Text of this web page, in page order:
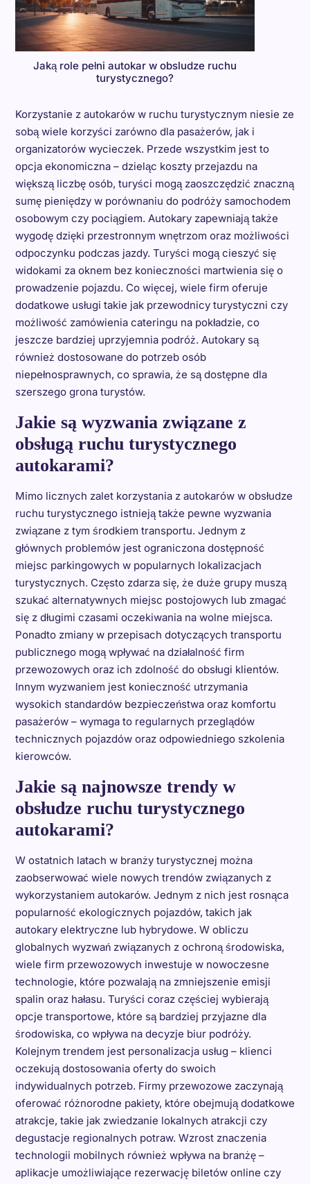
Jaką role pełni autokar w obsludze ruchu
turystycznego?
Korzystanie z autokarów w ruchu turystycznym niesie ze
sobą wiele korzyści zarówno dla pasażerów, jak i
organizatorów wycieczek. Przede wszystkim jest to
opcja ekonomiczna – dzieląc koszty przejazdu na
większą liczbę osób, turyści mogą zaoszczędzić znaczną
sumę pieniędzy w porównaniu do podróży samochodem
osobowym czy pociągiem. Autokary zapewniają także
wygodę dzięki przestronnym wnętrzom oraz możliwości
odpoczynku podczas jazdy. Turyści mogą cieszyć się
widokami za oknem bez konieczności martwienia się o
prowadzenie pojazdu. Co więcej, wiele firm oferuje
dodatkowe usługi takie jak przewodnicy turystyczni czy
możliwość zamówienia cateringu na pokładzie, co
jeszcze bardziej uprzyjemnia podróż. Autokary są
również dostosowane do potrzeb osób
niepełnosprawnych, co sprawia, że są dostępne dla
szerszego grona turystów.
Jakie są wyzwania związane z
obsługą ruchu turystycznego
autokarami?
Mimo licznych zalet korzystania z autokarów w obsłudze
ruchu turystycznego istnieją także pewne wyzwania
związane z tym środkiem transportu. Jednym z
głównych problemów jest ograniczona dostępność
miejsc parkingowych w popularnych lokalizacjach
turystycznych. Często zdarza się, że duże grupy muszą
szukać alternatywnych miejsc postojowych lub zmagać
się z długimi czasami oczekiwania na wolne miejsca.
Ponadto zmiany w przepisach dotyczących transportu
publicznego mogą wpływać na działalność firm
przewozowych oraz ich zdolność do obsługi klientów.
Innym wyzwaniem jest konieczność utrzymania
wysokich standardów bezpieczeństwa oraz komfortu
pasażerów – wymaga to regularnych przeglądów
technicznych pojazdów oraz odpowiedniego szkolenia
kierowców.
Jakie są najnowsze trendy w
obsłudze ruchu turystycznego
autokarami?
W ostatnich latach w branży turystycznej można
zaobserwować wiele nowych trendów związanych z
wykorzystaniem autokarów. Jednym z nich jest rosnąca
popularność ekologicznych pojazdów, takich jak
autokary elektryczne lub hybrydowe. W obliczu
globalnych wyzwań związanych z ochroną środowiska,
wiele firm przewozowych inwestuje w nowoczesne
technologie, które pozwalają na zmniejszenie emisji
spalin oraz hałasu. Turyści coraz częściej wybierają
opcje transportowe, które są bardziej przyjazne dla
środowiska, co wpływa na decyzje biur podróży.
Kolejnym trendem jest personalizacja usług – klienci
oczekują dostosowania oferty do swoich
indywidualnych potrzeb. Firmy przewozowe zaczynają
oferować różnorodne pakiety, które obejmują dodatkowe
atrakcje, takie jak zwiedzanie lokalnych atrakcji czy
degustacje regionalnych potraw. Wzrost znaczenia
technologii mobilnych również wpływa na branżę –
aplikacje umożliwiające rezerwację biletów online czy